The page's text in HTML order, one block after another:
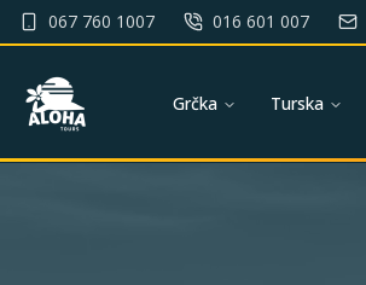
067 760 1007 016 601 007
Grčka Turska